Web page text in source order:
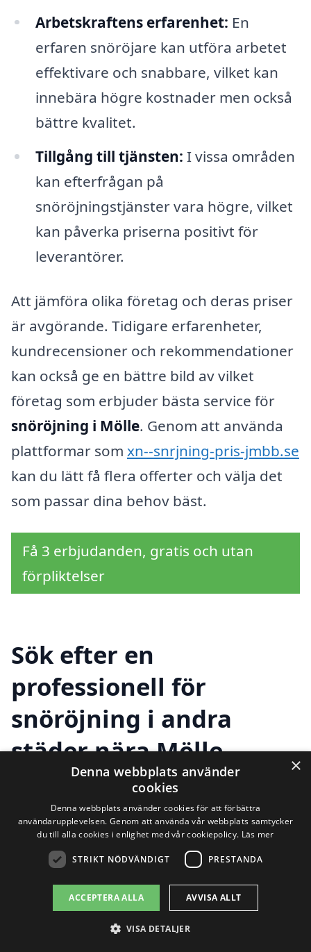
Arbetskraftens erfarenhet: En
erfaren snöröjare kan utföra arbetet
effektivare och snabbare, vilket kan
innebära högre kostnader men också
bättre kvalitet.
Tillgång till tjänsten: I vissa områden
kan efterfrågan på
snöröjningstjänster vara högre, vilket
kan påverka priserna positivt för
leverantörer.
Att jämföra olika företag och deras priser
är avgörande. Tidigare erfarenheter,
kundrecensioner och rekommendationer
kan också ge en bättre bild av vilket
företag som erbjuder bästa service för
snöröjning i Mölle. Genom att använda
plattformar som xn--snrjning-pris-jmbb.se
kan du lätt få flera offerter och välja det
som passar dina behov bäst.
Få 3 erbjudanden, gratis och utan
förpliktelser
Sök efter en
professionell för
snöröjning i andra
städer nära Mölle
Att hitta pålitlig snöröjning i Mölle är
avgörande för att hålla vägar och
uppfarter säkra under vintermånaderna.
städer i närheten där du också kan få
hjälp med snöröjning? Genom att
×
Denna webbplats använder
cookies
Denna webbplats använder cookies för att förbättra
användarupplevelsen. Genom att använda vår webbplats samtycker
du till alla cookies i enlighet med vår cookiepolicy. Läs mer
STRIKT NÖDVÄNDIGT PRESTANDA
ACCEPTERA ALLA AVVISA ALLT
VISA DETALJER